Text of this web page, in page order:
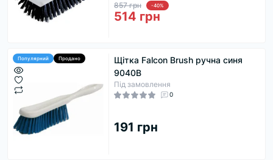
857 грн -40%
514 грн
Популярний Продано
Щітка Falcon Brush ручна синя
9040B
Під замовлення
0
191 грн